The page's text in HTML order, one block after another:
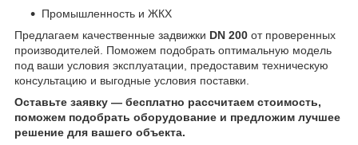
Промышленность и ЖКХ
Предлагаем качественные задвижки DN 200 от проверенных
производителей. Поможем подобрать оптимальную модель
под ваши условия эксплуатации, предоставим техническую
консультацию и выгодные условия поставки.
Оставьте заявку — бесплатно рассчитаем стоимость,
поможем подобрать оборудование и предложим лучшее
решение для вашего объекта.